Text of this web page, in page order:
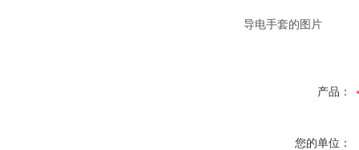
导电手套的图片
产品：
您的单位：